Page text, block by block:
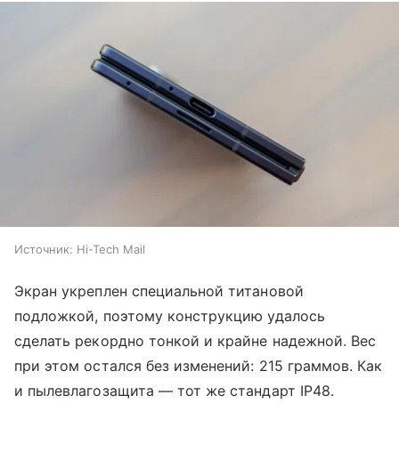
Источник: Hi-Tech Mail
Экран укреплен специальной титановой
подложкой, поэтому конструкцию удалось
сделать рекордно тонкой и крайне надежной. Вес
при этом остался без изменений: 215 граммов. Как
и пылевлагозащита — тот же стандарт IP48.